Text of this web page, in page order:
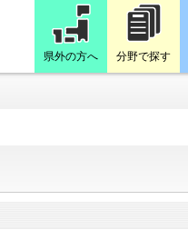
県外の方へ 分野で探す